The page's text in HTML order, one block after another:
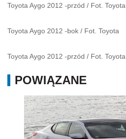
Toyota Aygo 2012 -przód / Fot. Toyota
Toyota Aygo 2012 -bok / Fot. Toyota
Toyota Aygo 2012 -przód / Fot. Toyota
POWIĄZANE